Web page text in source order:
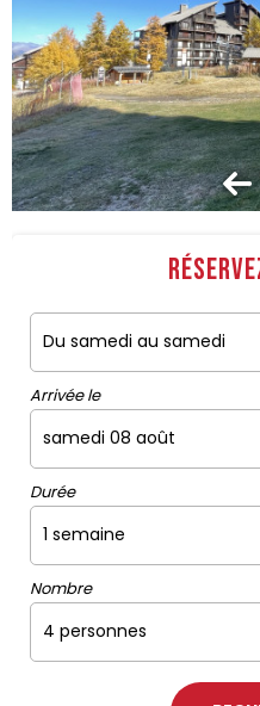
Arrivée le
Durée
Nombre